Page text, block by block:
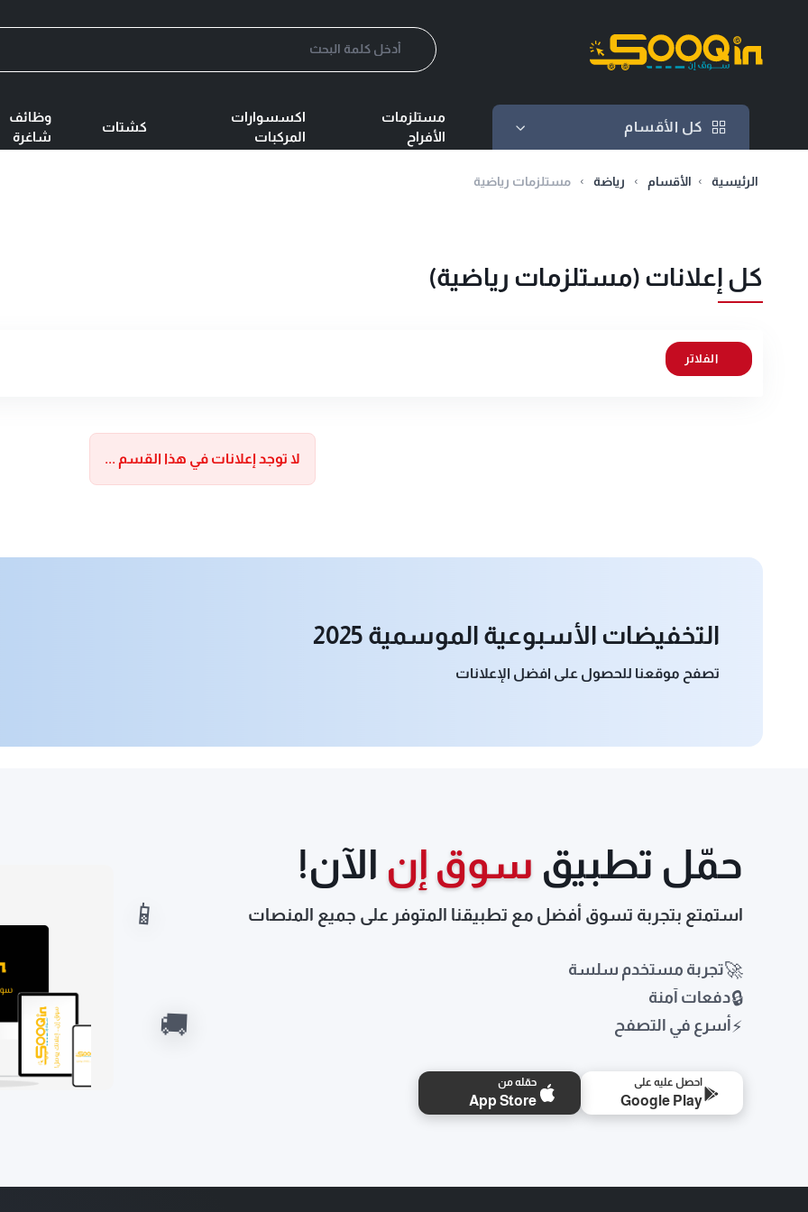
كل الأقسام
كل الأقسام
مستلزمات
الأفراح
اكسسوارات
المركبات
كشتات
وظائف
شاغرة
الرئيسية الأقسام رياضة مستلزمات رياضية
كل إعلانات (مستلزمات رياضية)
الفلاتر
لا توجد إعلانات في هذا القسم ...
التخفيضات الأسبوعية الموسمية 2025
تصفح موقعنا للحصول على افضل الإعلانات
حمّل تطبيق سوق إن الآن!
استمتع بتجربة تسوق أفضل مع تطبيقنا المتوفر على جميع المنصات
🚀تجربة مستخدم سلسة
🔒دفعات آمنة
⚡أسرع في التصفح
احصل عليه على
Google Play
حمّله من
App Store
📱
🚚